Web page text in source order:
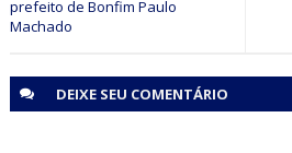
prefeito de Bonfim Paulo
Machado
DEIXE SEU COMENTÁRIO